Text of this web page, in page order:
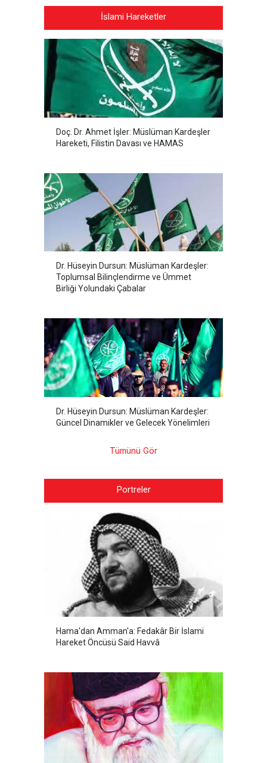
İslami Hareketler
Doç. Dr. Ahmet İşler: Müslüman Kardeşler
Hareketi, Filistin Davası ve HAMAS
Dr. Hüseyin Dursun: Müslüman Kardeşler:
Toplumsal Bilinçlendirme ve Ümmet
Birliği Yolundaki Çabalar
Dr. Hüseyin Dursun: Müslüman Kardeşler:
Güncel Dinamikler ve Gelecek Yönelimleri
Tümünü Gör
Portreler
Hama'dan Amman'a: Fedakâr Bir İslami
Hareket Öncüsü Said Havvâ